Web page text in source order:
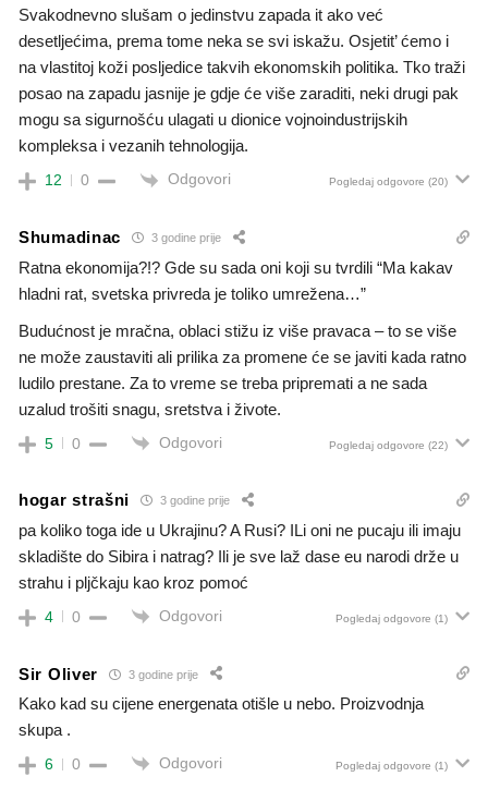
Svakodnevno slušam o jedinstvu zapada it ako već
desetljećima, prema tome neka se svi iskažu. Osjetit’ ćemo i
na vlastitoj koži posljedice takvih ekonomskih politika. Tko traži
posao na zapadu jasnije je gdje će više zaraditi, neki drugi pak
mogu sa sigurnošću ulagati u dionice vojnoindustrijskih
kompleksa i vezanih tehnologija.
12 0 Odgovori Pogledaj odgovore (20)
Shumadinac 3 godine prije
Ratna ekonomija?!? Gde su sada oni koji su tvrdili “Ma kakav
hladni rat, svetska privreda je toliko umrežena…”
Budućnost je mračna, oblaci stižu iz više pravaca – to se više
ne može zaustaviti ali prilika za promene će se javiti kada ratno
ludilo prestane. Za to vreme se treba pripremati a ne sada
uzalud trošiti snagu, sretstva i živote.
5 0 Odgovori Pogledaj odgovore (22)
hogar strašni 3 godine prije
pa koliko toga ide u Ukrajinu? A Rusi? ILi oni ne pucaju ili imaju
skladište do Sibira i natrag? Ili je sve laž dase eu narodi drže u
strahu i pljčkaju kao kroz pomoć
4 0 Odgovori Pogledaj odgovore (1)
Sir Oliver 3 godine prije
Kako kad su cijene energenata otišle u nebo. Proizvodnja
skupa .
6 0 Odgovori Pogledaj odgovore (1)